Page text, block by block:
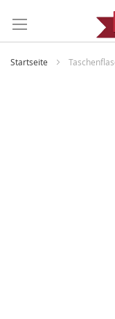
Startseite